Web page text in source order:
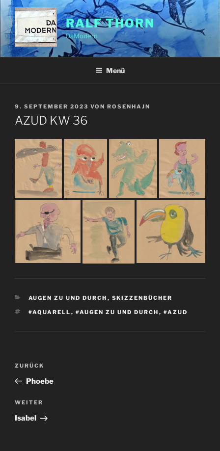
Zum
Inhalt
springen
RALF THORN
DaModern
Menü
VERÖFFENTLICHT
AM
9. SEPTEMBER 2023 VON ROSENHAJN
AZUD KW 36
KATEGORIEN
AUGEN ZU UND DURCH , SKIZZENBÜCHER
SCHLAGWÖRTER
#AQUARELL , #AUGEN ZU UND DURCH , #AZUD
Beitragsnavigation
Vorheriger
Beitrag
ZURÜCK
Phoebe
Nächster
Beitrag
WEITER
Isabel